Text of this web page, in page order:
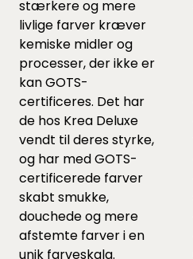
stærkere og mere
livlige farver kræver
kemiske midler og
processer, der ikke er
kan GOTS-
certificeres. Det har
de hos Krea Deluxe
vendt til deres styrke,
og har med GOTS-
certificerede farver
skabt smukke,
douchede og mere
afstemte farver i en
unik farveskala.